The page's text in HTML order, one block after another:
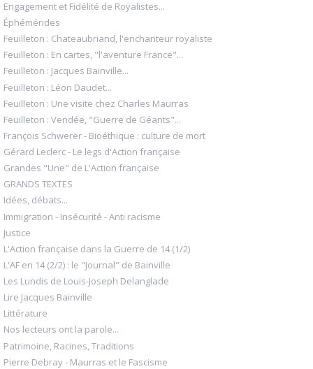
Engagement et Fidélité de Royalistes...
Éphémérides
Feuilleton : Chateaubriand, l'enchanteur royaliste
Feuilleton : En cartes, "l'aventure France"...
Feuilleton : Jacques Bainville...
Feuilleton : Léon Daudet...
Feuilleton : Une visite chez Charles Maurras
Feuilleton : Vendée, "Guerre de Géants"...
François Schwerer - Bioéthique : culture de mort
Gérard Leclerc - Le legs d'Action française
Grandes "Une" de L'Action française
GRANDS TEXTES
Idées, débats...
Immigration - Insécurité - Anti racisme
Justice
L'Action française dans la Guerre de 14 (1/2)
L'AF en 14 (2/2) : le "Journal" de Bainville
Les Lundis de Louis-Joseph Delanglade
Lire Jacques Bainville
Littérature
Nos lecteurs ont la parole...
Patrimoine, Racines, Traditions
Pierre Debray - Maurras et le Fascisme